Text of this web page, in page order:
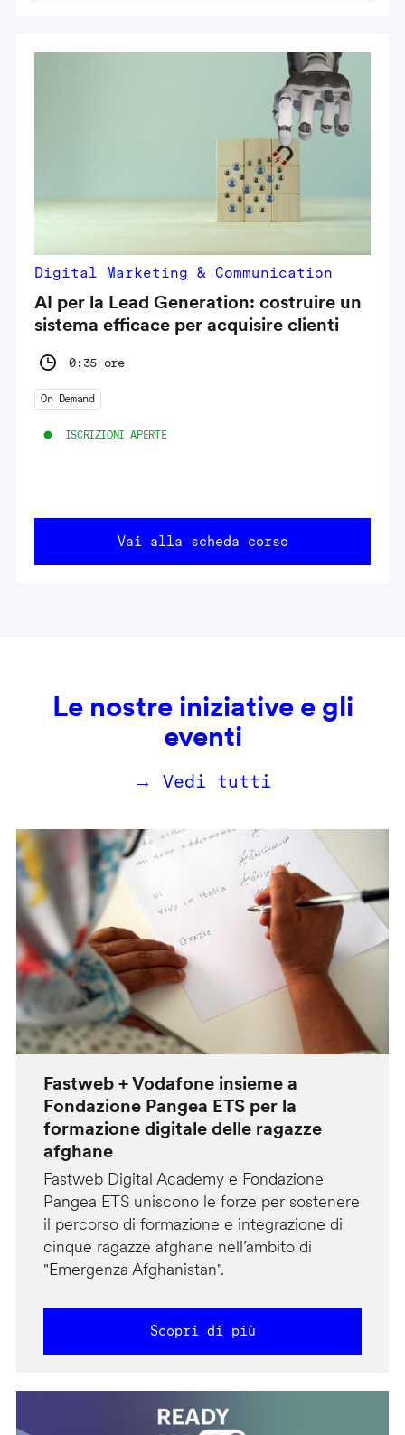
Digital Marketing & Communication
AI per la Lead Generation: costruire un
sistema efficace per acquisire clienti
0:35 ore
On Demand
ISCRIZIONI APERTE
Vai alla scheda corso
Le nostre iniziative e gli
eventi
→ Vedi tutti
Fastweb + Vodafone insieme a
Fondazione Pangea ETS per la
formazione digitale delle ragazze
afghane
Fastweb Digital Academy e Fondazione
Pangea ETS uniscono le forze per sostenere
il percorso di formazione e integrazione di
cinque ragazze afghane nell’ambito di
"Emergenza Afghanistan".
Scopri di più